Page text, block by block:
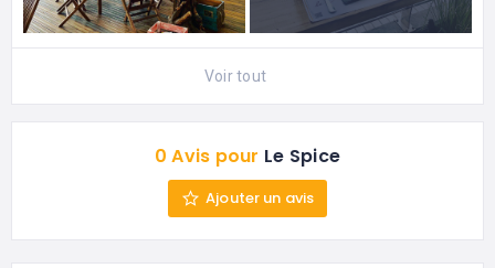
Voir tout
0 Avis pour Le Spice
Ajouter un avis